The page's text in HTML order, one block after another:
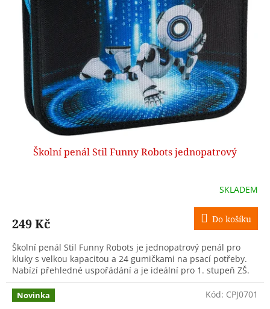
Školní penál Stil Funny Robots jednopatrový
SKLADEM
249 Kč Do košíku
Školní penál Stil Funny Robots je jednopatrový penál pro
kluky s velkou kapacitou a 24 gumičkami na psací potřeby.
Nabízí přehledné uspořádání a je ideální pro 1. stupeň ZŠ.
Novinka Kód: CPJ0701